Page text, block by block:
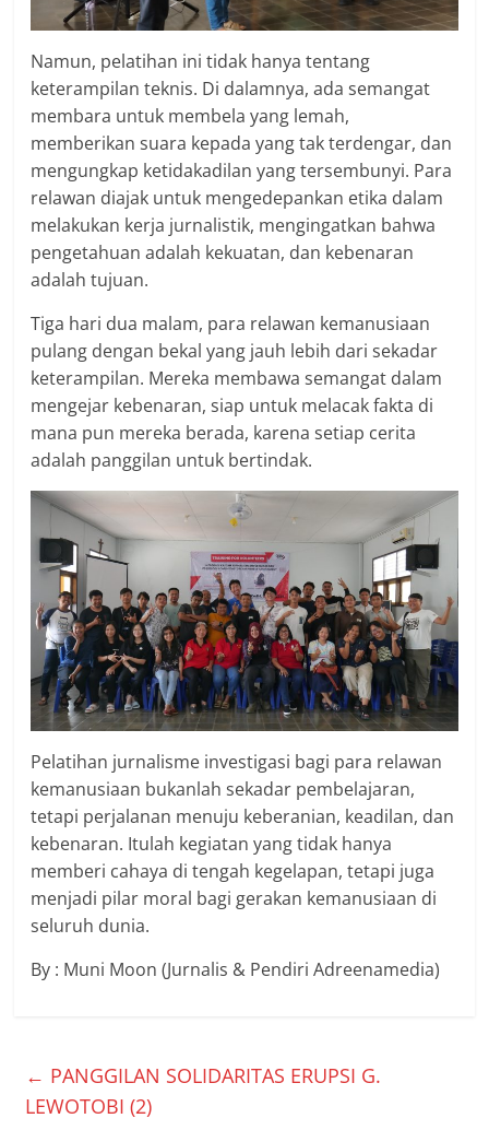
Namun, pelatihan ini tidak hanya tentang
keterampilan teknis. Di dalamnya, ada semangat
membara untuk membela yang lemah,
memberikan suara kepada yang tak terdengar, dan
mengungkap ketidakadilan yang tersembunyi. Para
relawan diajak untuk mengedepankan etika dalam
melakukan kerja jurnalistik, mengingatkan bahwa
pengetahuan adalah kekuatan, dan kebenaran
adalah tujuan.
Tiga hari dua malam, para relawan kemanusiaan
pulang dengan bekal yang jauh lebih dari sekadar
keterampilan. Mereka membawa semangat dalam
mengejar kebenaran, siap untuk melacak fakta di
mana pun mereka berada, karena setiap cerita
adalah panggilan untuk bertindak.
Pelatihan jurnalisme investigasi bagi para relawan
kemanusiaan bukanlah sekadar pembelajaran,
tetapi perjalanan menuju keberanian, keadilan, dan
kebenaran. Itulah kegiatan yang tidak hanya
memberi cahaya di tengah kegelapan, tetapi juga
menjadi pilar moral bagi gerakan kemanusiaan di
seluruh dunia.
By : Muni Moon (Jurnalis & Pendiri Adreenamedia)
← PANGGILAN SOLIDARITAS ERUPSI G.
LEWOTOBI (2)